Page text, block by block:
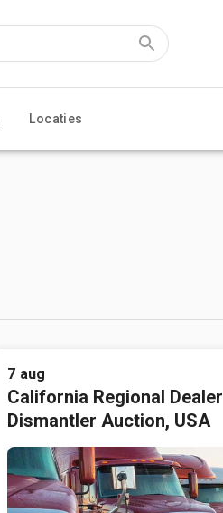
Locaties
7 aug
California Regional Dealer
Dismantler Auction, USA